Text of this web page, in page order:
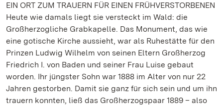
EIN ORT ZUM TRAUERN FÜR EINEN FRÜHVERSTORBENEN
Heute wie damals liegt sie versteckt im Wald: die
Großherzogliche Grabkapelle. Das Monument, das wie
eine gotische Kirche aussieht, war als Ruhestätte für den
Prinzen Ludwig Wilhelm von seinen Eltern Großherzog
Friedrich I. von Baden und seiner Frau Luise gebaut
worden. Ihr jüngster Sohn war 1888 im Alter von nur 22
Jahren gestorben. Damit sie ganz für sich sein und um ihn
trauern konnten, ließ das Großherzogspaar 1889 – also